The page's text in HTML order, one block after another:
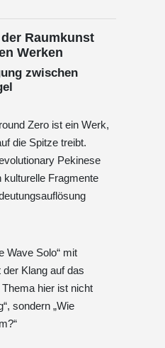
Raumkunst
Werken
zwischen
Zero ist ein Werk,
die Spitze treibt.
Pekinese
kulturelle Fragmente
Wave Solo“ mit
Klang auf das
hier ist nicht
sondern „Wie